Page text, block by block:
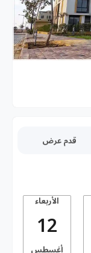
قدم عرض
الأربعاء
12
أغسطس